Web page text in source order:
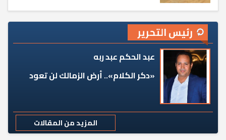
رئيس التحرير
عبد الحكم عبد ربه
«دكر الكلام».. أرض الزمالك لن تعود
المزيد من المقالات